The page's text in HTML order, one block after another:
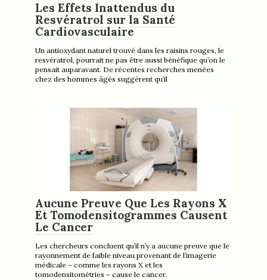
Les Effets Inattendus du
Resvératrol sur la Santé
Cardiovasculaire
Un antioxydant naturel trouvé dans les raisins rouges, le
resvératrol, pourrait ne pas être aussi bénéfique qu’on le
pensait auparavant. De récentes recherches menées
chez des hommes âgés suggèrent qu’il
Aucune Preuve Que Les Rayons X
Et Tomodensitogrammes Causent
Le Cancer
Les chercheurs concluent qu’il n’y a aucune preuve que le
rayonnement de faible niveau provenant de l’imagerie
médicale – comme les rayons X et les
tomodensitométries – cause le cancer.